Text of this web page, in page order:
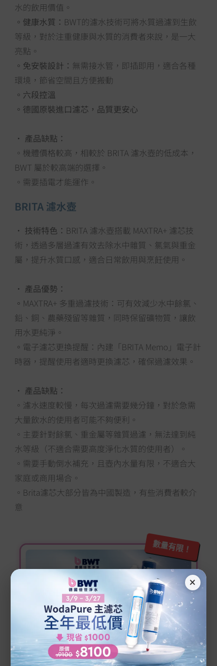
×
水的飲用價值。
。健康水質： BWT的濾水技術可將水質過濾到生飲
等級，對於注重健康與水質的消費者來說，是一大
亮點。
。免安裝設計： 無需接水管，即插即用，適合各種
環境，節省空間且方便搬動
。六段控溫
。德國原裝進口濾芯，品質更安心
• 產品缺點：
。機體價格較高，相較於 BRITA 濾水壺的低成本，
BWT 屬於較高端的選擇。
。需要插電才能運作。
BRITA 濾水壺
• 技術特色： BRITA 濾水壺搭載 MAXTRA+ 濾芯技
術，透過多層過濾有效去除水中雜質、氯氣與重金
屬，提升水質口感，適合日常飲用與烹飪使用。
• 產品優勢：
。 MAXTRA+ 多重過濾技術 ：可有效減少水中餘氯、
鉛、銅、農藥殘留等雜質，同時保留礦物質，讓飲
用水更純淨。
。 電子濾芯更換提醒 ：內建「BRITA Memo」電子計
時器，提醒使用者適時更換濾芯，確保過濾效果。
• 產品缺點：
。濾水速度較慢，每次過濾需要幾分鐘，對於急需
大量飲水的使用者可能不夠便利。
。主要針對餘氯、重金屬等雜質過濾，無法達到純
水等級（不適合需要高度淨化水質的使用者）。
。需要手動倒水補充，且壺內水量有限，不適合大
家庭或商用場合。
。Brita濾芯大部分皆為中國製造，有些消費者較介
意
數量有限！
SALE
2026 限定專案